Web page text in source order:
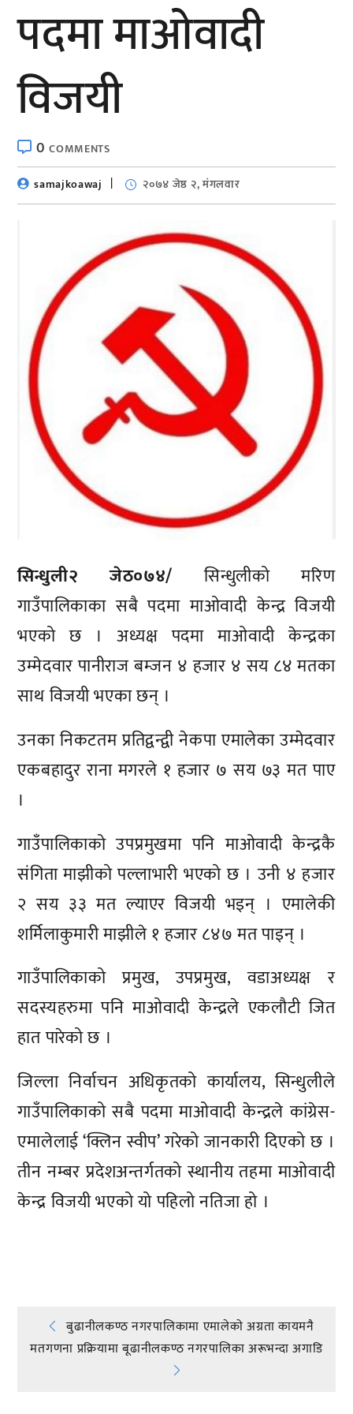
पदमा माओवादी
विजयी
0COMMENTS
samajkoawaj
२०७४ जेष्ठ २, मंगलवार
सिन्धुली२ जेठ०७४/ सिन्धुलीको मरिण
गाउँपालिकाका सबै पदमा माओवादी केन्द्र विजयी
भएको छ । अध्यक्ष पदमा माओवादी केन्द्रका
उम्मेदवार पानीराज बम्जन ४ हजार ४ सय ८४ मतका
साथ विजयी भएका छन् ।
उनका निकटतम प्रतिद्वन्द्वी नेकपा एमालेका उम्मेदवार
एकबहादुर राना मगरले १ हजार ७ सय ७३ मत पाए
।
गाउँपालिकाको उपप्रमुखमा पनि माओवादी केन्द्रकै
संगिता माझीको पल्लाभारी भएको छ । उनी ४ हजार
२ सय ३३ मत ल्याएर विजयी भइन् । एमालेकी
शर्मिलाकुमारी माझीले १ हजार ८४७ मत पाइन् ।
गाउँपालिकाको प्रमुख, उपप्रमुख, वडाअध्यक्ष र
सदस्यहरुमा पनि माओवादी केन्द्रले एकलौटी जित
हात पारेको छ ।
जिल्ला निर्वाचन अधिकृतको कार्यालय, सिन्धुलीले
गाउँपालिकाको सबै पदमा माओवादी केन्द्रले कांग्रेस-
एमालेलाई ‘क्लिन स्वीप’ गरेको जानकारी दिएको छ ।
तीन नम्बर प्रदेशअन्तर्गतको स्थानीय तहमा माओवादी
केन्द्र विजयी भएको यो पहिलो नतिजा हो ।
Post
navigation
बुढानीलकण्ठ नगरपालिकामा एमालेकाे अग्रता कायमनै
मतगणना प्रक्रियामा बूढानीलकण्ठ नगरपालिका अरूभन्दा अगाडि